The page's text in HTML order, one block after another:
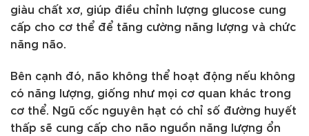
giàu chất xơ, giúp điều chỉnh lượng glucose cung
cấp cho cơ thể để tăng cường năng lượng và chức
năng não.
Bên cạnh đó, não không thể hoạt động nếu không
có năng lượng, giống như mọi cơ quan khác trong
cơ thể. Ngũ cốc nguyên hạt có chỉ số đường huyết
thấp sẽ cung cấp cho não nguồn năng lượng ổn